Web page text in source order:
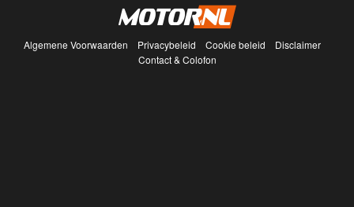
Algemene Voorwaarden Privacybeleid Cookie beleid
Disclaimer
Contact & Colofon